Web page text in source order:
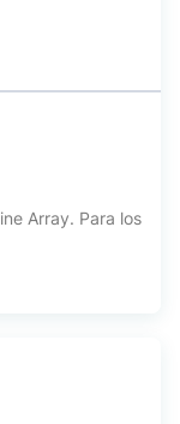
Array. Para los